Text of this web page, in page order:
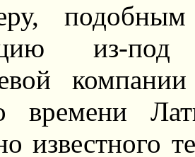
из-под
времени
известного